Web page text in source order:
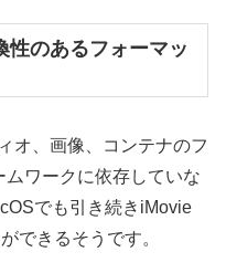
のあるフォーマッ
オ、画像、コンテナのフ
ムワークに依存していな
でも引き続きiMovie
できるそうです。